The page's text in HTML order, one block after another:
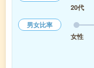
20代
男女比率
女性